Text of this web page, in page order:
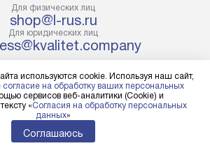
уточните это
данную услугу
прибора, если
пронести его
демонтировать
упаковки и
и соединение
Техника
нишу или на
Для физических лиц
shop@l-rus.ru
Для юридических лиц
РУКОВОДСТВУ
конфиденциальности
Карта сайта
используются cookie. Используя наш сайт,
согласие на обработку ваших персональных
сервисов веб-аналитики (Cookie) и
«Согласия на обработку персональных
данных»
Соглашаюсь